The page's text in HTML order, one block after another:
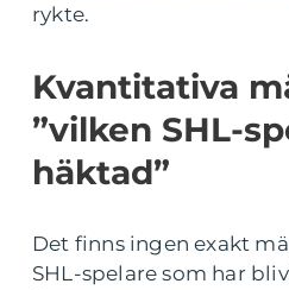
rykte.
Kvantitativa
”vilken SHL-
häktad”
Det finns ingen exakt
SHL-spelare som har